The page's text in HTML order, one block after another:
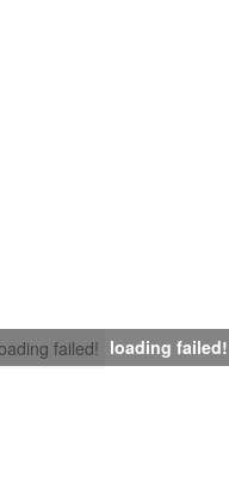
failed! loading failed!